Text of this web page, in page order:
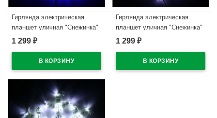
Гирлянда электрическая
планшет уличная "Снежинка"
55см синий мигающий
1 299 ₽
Гирлянда электрическая
планшет уличная "Снежинка"
55см белый мигающий
1 299 ₽